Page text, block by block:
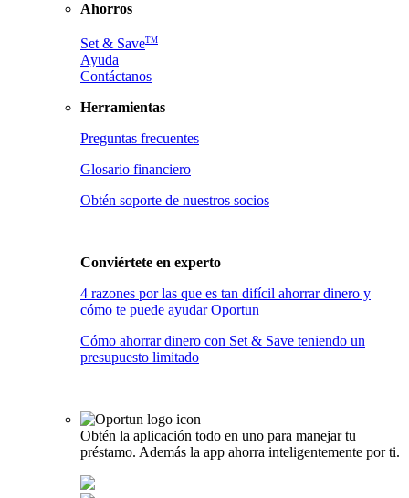
Ahorros
Set & SaveTM
Ayuda
Contáctanos
Herramientas
Preguntas frecuentes
Glosario financiero
Obtén soporte de nuestros socios
Conviértete en experto
4 razones por las que es tan difícil ahorrar dinero y
cómo te puede ayudar Oportun
Cómo ahorrar dinero con Set & Save teniendo un
presupuesto limitado
Obtén la aplicación todo en uno para manejar tu
préstamo. Además la app ahorra inteligentemente por ti.